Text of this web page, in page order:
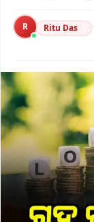
R Ritu Das ·